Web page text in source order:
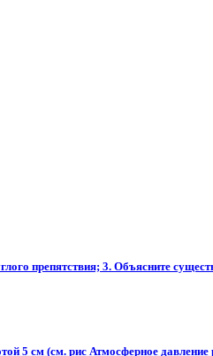
препятствия; 3. Объясните
5 см (см. рис Атмосферное давление